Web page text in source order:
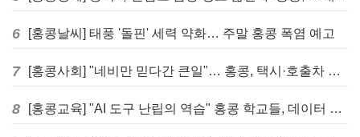
6 [홍콩날씨] 태풍 '돌핀' 세력 약화… 주말 홍콩 폭염 예고
7 [홍콩사회] "네비만 믿다간 큰일"… 홍콩, 택시·호출차 통합 시험 도입하며 규제 본격화
8 [홍콩교육] "AI 도구 난립의 역습" 홍콩 학교들, 데이터 고립에 교육 효과 평가 비상